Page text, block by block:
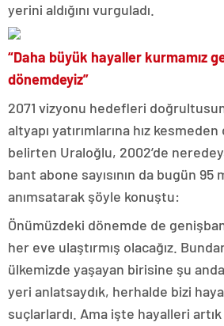
yerini aldığını vurguladı.
“Daha büyük hayaller kurmamız
dönemdeyiz”
2071 vizyonu hedefleri
altyapı yatırımlarına hız
belirten Uraloğlu, 2002’de
bant abone sayısının da bugün
anımsatarak şöyle konuştu:
Önümüzdeki dönemde de
her eve ulaştırmış olacağız.
ülkemizde yaşayan birisine şu
yeri anlatsaydık, herhalde bizi
suçlarlardı. Ama işte hayalleri